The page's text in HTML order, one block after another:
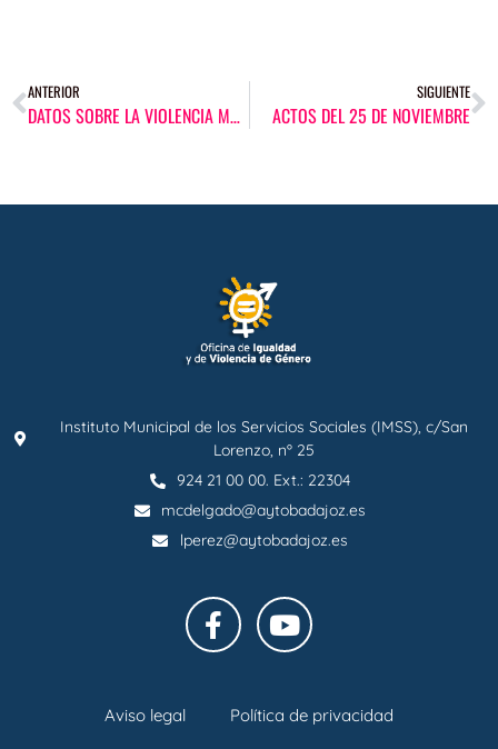
ANTERIOR
DATOS SOBRE LA VIOLENCIA MACHISTA
SIGUIENTE
ACTOS DEL 25 DE NOVIEMBRE
Instituto Municipal de los Servicios Sociales (IMSS), c/San
Lorenzo, nº 25
924 21 00 00. Ext.: 22304
mcdelgado@aytobadajoz.es
lperez@aytobadajoz.es
Aviso legal Política de privacidad